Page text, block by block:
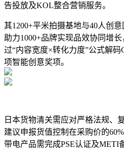
告投放及KOL整合营销服务。
其1200+平米拍摄基地与40人创
助力1000+品牌实现品效协同增
过“内容宽度×转化力度”公式解
项智能创意奖项。
日本货物清关需应对严格法规、
建议申报货值控制在采购价的
带电产品需完成PSE认证及METI